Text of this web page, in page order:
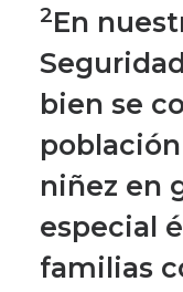
2En
bien se
niñez en
especial
familias